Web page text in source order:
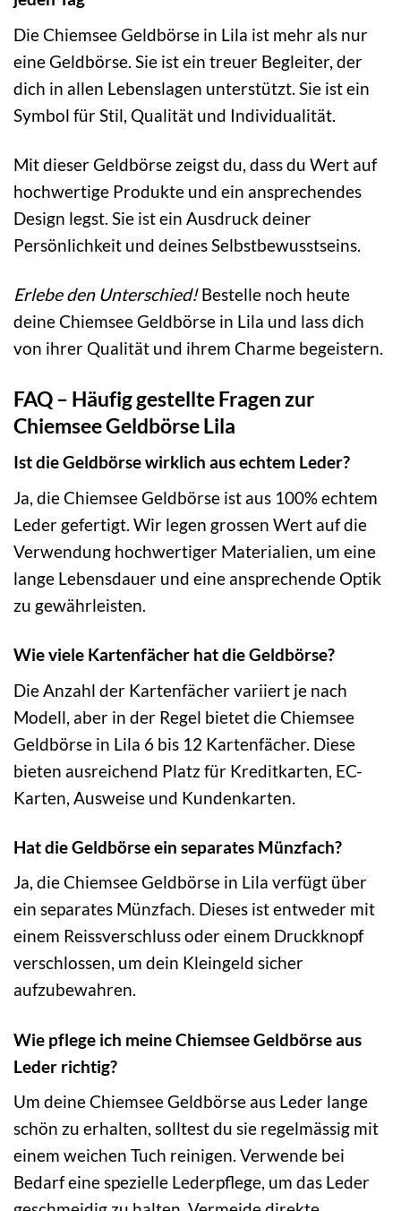
Die Chiemsee Geldbörse in Lila ist mehr als nur
eine Geldbörse. Sie ist ein treuer Begleiter, der
dich in allen Lebenslagen unterstützt. Sie ist ein
Symbol für Stil, Qualität und Individualität.
Mit dieser Geldbörse zeigst du, dass du Wert auf
hochwertige Produkte und ein ansprechendes
Design legst. Sie ist ein Ausdruck deiner
Persönlichkeit und deines Selbstbewusstseins.
Erlebe den Unterschied!Bestelle noch heute
deine Chiemsee Geldbörse in Lila und lass dich
von ihrer Qualität und ihrem Charme begeistern.
FAQ – Häufig gestellte Fragen zur
Chiemsee Geldbörse Lila
Ist die Geldbörse wirklich aus echtem Leder?
Ja, die Chiemsee Geldbörse ist aus 100% echtem
Leder gefertigt. Wir legen grossen Wert auf die
Verwendung hochwertiger Materialien, um eine
lange Lebensdauer und eine ansprechende Optik
zu gewährleisten.
Wie viele Kartenfächer hat die Geldbörse?
Die Anzahl der Kartenfächer variiert je nach
Modell, aber in der Regel bietet die Chiemsee
Geldbörse in Lila 6 bis 12 Kartenfächer. Diese
bieten ausreichend Platz für Kreditkarten, EC-
Karten, Ausweise und Kundenkarten.
Hat die Geldbörse ein separates Münzfach?
Ja, die Chiemsee Geldbörse in Lila verfügt über
ein separates Münzfach. Dieses ist entweder mit
einem Reissverschluss oder einem Druckknopf
verschlossen, um dein Kleingeld sicher
aufzubewahren.
Wie pflege ich meine Chiemsee Geldbörse aus
Leder richtig?
Um deine Chiemsee Geldbörse aus Leder lange
schön zu erhalten, solltest du sie regelmässig mit
einem weichen Tuch reinigen. Verwende bei
Bedarf eine spezielle Lederpflege, um das Leder